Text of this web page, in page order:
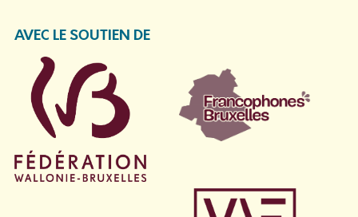
AVEC LE SOUTIEN DE